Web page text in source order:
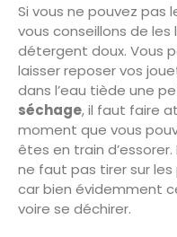
Si vous ne pouvez pas
vous conseillons de les
détergent doux. Vous
laisser reposer vos
dans l’eau tiède une
séchage, il faut faire
moment que vous
êtes en train
ne faut pas tirer sur
car bien évidemment
voire se déchirer.